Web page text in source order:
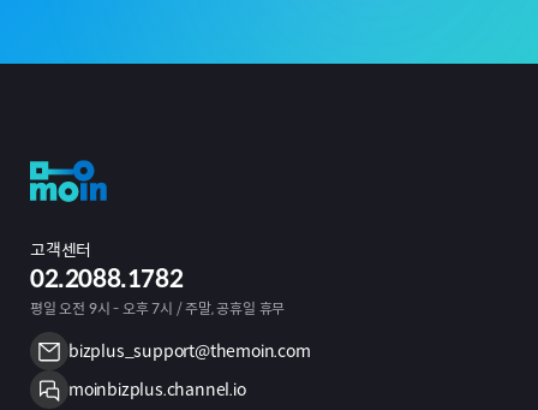
고객센터
02.2088.1782
평일 오전 9시 - 오후 7시 / 주말, 공휴일 휴무
bizplus_support@themoin.com
moinbizplus.channel.io